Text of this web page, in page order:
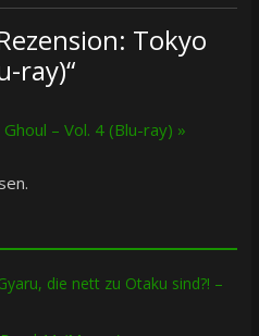
Tokyo
ray)“
– Vol. 4 (Blu-ray) »
die nett zu Otaku sind?! –